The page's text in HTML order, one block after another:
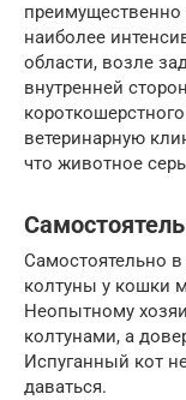
преимущественно
наиболее
области, возле
внутренней
ветеринарную
что животное
Самостоятельно
колтуны у кошки
Неопытному
колтунами, а
Испуганный кот
даваться.